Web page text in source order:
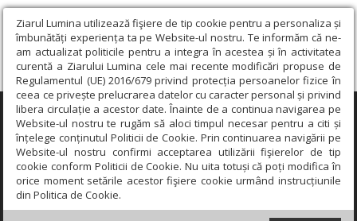
Ziarul Lumina utilizează fişiere de tip cookie pentru a personaliza și
îmbunătăți experiența ta pe Website-ul nostru. Te informăm că ne-
am actualizat politicile pentru a integra în acestea și în activitatea
curentă a Ziarului Lumina cele mai recente modificări propuse de
Regulamentul (UE) 2016/679 privind protecția persoanelor fizice în
ceea ce privește prelucrarea datelor cu caracter personal și privind
libera circulație a acestor date. Înainte de a continua navigarea pe
Website-ul nostru te rugăm să aloci timpul necesar pentru a citi și
înțelege conținutul Politicii de Cookie. Prin continuarea navigării pe
Website-ul nostru confirmi acceptarea utilizării fişierelor de tip
cookie conform Politicii de Cookie. Nu uita totuși că poți modifica în
orice moment setările acestor fişiere cookie urmând instrucțiunile
din Politica de Cookie.
×